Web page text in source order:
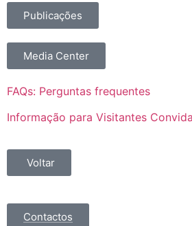
Publicações
Media Center
FAQs: Perguntas frequentes
Informação para Visitantes
Voltar
Contactos